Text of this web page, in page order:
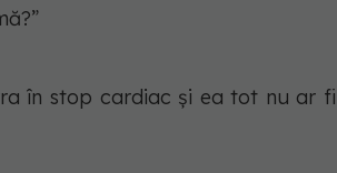
în stop cardiac și ea tot nu ar fi